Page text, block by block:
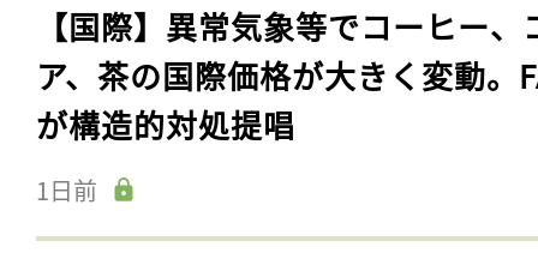
【国際】異常気象等でコーヒー、
ア、茶の国際価格が大きく変動。
が構造的対処提唱
1日前